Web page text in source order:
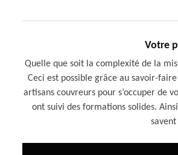
Votre
Quelle que soit la complexité de la
Ceci est possible grâce au savoir-
artisans couvreurs pour s’occuper de
ont suivi des formations solides.